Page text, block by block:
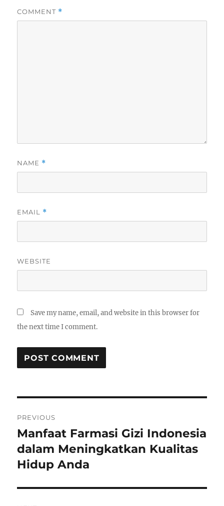
COMMENT *
NAME *
EMAIL *
WEBSITE
Save my name, email, and website in this browser for
the next time I comment.
navigation
PREVIOUS
Previous
post:
Manfaat Farmasi Gizi Indonesia
dalam Meningkatkan Kualitas
Hidup Anda